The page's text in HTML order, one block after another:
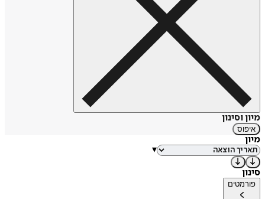
מיון וסינון
איפוס
מיון
▾
סינון
פורמטים